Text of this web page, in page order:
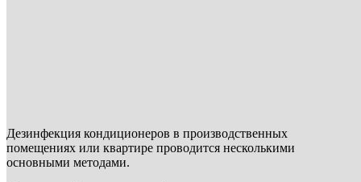
Дезинфекция кондиционеров в производственных
помещениях или квартире проводится несколькими
основными методами.